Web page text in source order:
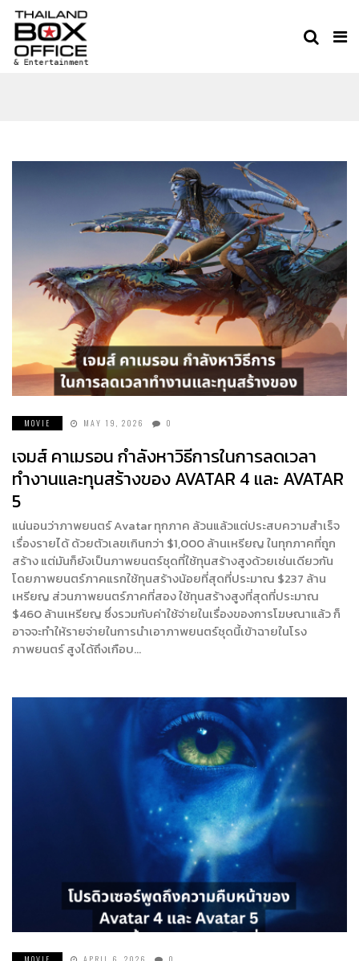
MOVIE MAY 19, 2026 0
เจมส์ คาเมรอน กำลังหาวิธีการในการลดเวลา
ทำงานและทุนสร้างของ AVATAR 4 และ AVATAR
5
แน่นอนว่าภาพยนตร์ Avatar ทุกภาค ล้วนแล้วแต่ประสบความสำเร็จ
เรื่องรายได้ ด้วยตัวเลขเกินกว่า $1,000 ล้านเหรียญ ในทุกภาคที่ถูก
สร้าง แต่มันก็ยังเป็นภาพยนตร์ชุดที่ใช้ทุนสร้างสูงด้วยเช่นเดียวกัน
โดยภาพยนตร์ภาคแรกใช้ทุนสร้างน้อยที่สุดที่ประมาณ $237 ล้าน
เหรียญ ส่วนภาพยนตร์ภาคที่สอง ใช้ทุนสร้างสูงที่สุดที่ประมาณ
$460 ล้านเหรียญ ซึ่งรวมกับค่าใช้จ่ายในเรื่องของการโฆษณาแล้ว ก็
อาจจะทำให้รายจ่ายในการนำเอาภาพยนตร์ชุดนี้เข้าฉายในโรง
ภาพยนตร์ สูงได้ถึงเกือบ…